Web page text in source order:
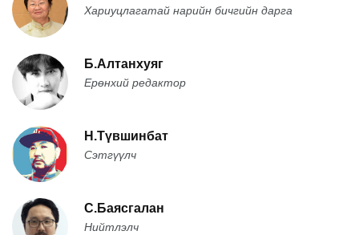
Хариуцлагатай нарийн бичгийн дарга
Б.Алтанхуяг
Ерөнхий редактор
Н.Түвшинбат
Сэтгүүлч
С.Баясгалан
Нийтлэлч